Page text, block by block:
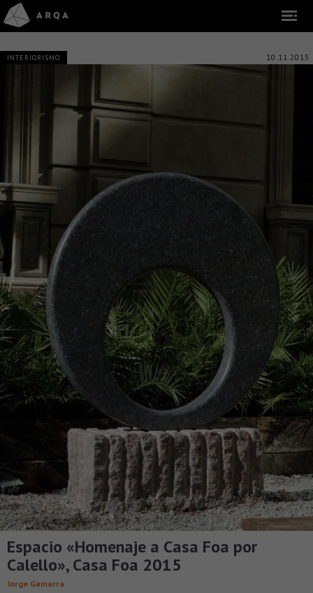
INTERIORISMO 10.11.2015
Espacio «Homenaje a Casa Foa por
Calello», Casa Foa 2015
Jorge Gamarra